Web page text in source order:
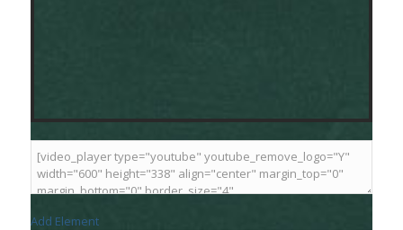
Add Element